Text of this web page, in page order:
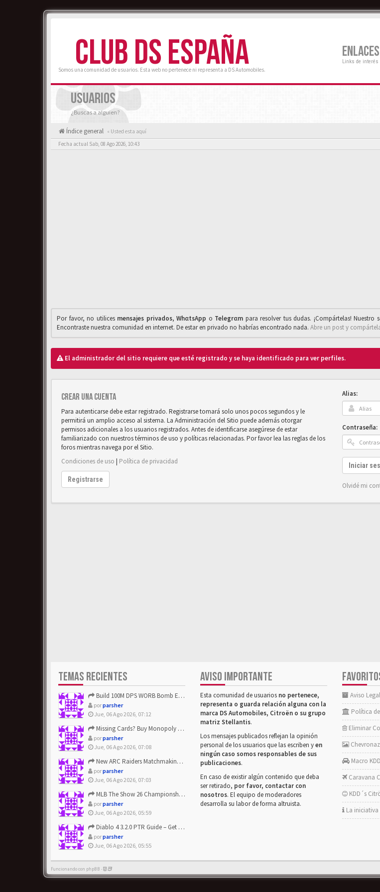
CLUB DS ESPAÑA
Somos una comunidad de usuarios. Esta web no pertenece ni representa a DS Automobiles.
ENLACES
Links de interés
USUARIOS
¿Buscas a alguien?
Índice general « Usted esta aquí
Fecha actual Sab, 08 Ago 2026, 10:43
Por favor, no utilices mensajes privados,WhαtsApp o Telegrαm para resolver tus dudas. ¡Compártelas!
Encontraste nuestra comunidad en internet. De estar en privado no habrías encontrado nada. Abre un post y
El administrador del sitio requiere que esté registrado y se haya identificado para ver perfiles.
Crear una cuenta
Para autenticarse debe estar registrado. Registrarse tomará solo unos pocos segundos y le
permitirá un amplio acceso al sistema. La Administración del Sitio puede además otorgar
permisos adicionales a los usuarios registrados. Antes de identificarse asegúrese de estar
familiarizado con nuestros términos de uso y políticas relacionadas. Por favor lea las reglas de los
foros mientras navega por el Sitio.
Condiciones de uso | Política de privacidad
Registrarse
Alias:
Contraseña:
Iniciar
Olvidé mi
TEMAS RECIENTES
Build 100M DPS WORB Bomb Elementalist Fast - Grab POE Curren...
porparsher
Jue, 06 Ago 2026, 07:12
Missing Cards? Buy Monopoly Go Happy Harvest with Looney Tun...
porparsher
Jue, 06 Ago 2026, 07:08
New ARC Raiders Matchmaking Update: Stop Failed - Grab Bluep...
porparsher
Jue, 06 Ago 2026, 07:03
MLB The Show 26 Championship Series Update! Get Cheap & ...
porparsher
Jue, 06 Ago 2026, 05:59
Diablo 4 3.2.0 PTR Guide – Get 8% Off Items Quickly to Test ...
porparsher
Jue, 06 Ago 2026, 05:55
AVISO IMPORTANTE
Esta comunidad de usuarios no pertenece,
representa o guarda relación alguna con la
marca DS Automobiles, Citroën o su grupo
matriz Stellantis.
Los mensajes publicados reflejan la opinión
personal de los usuarios que las escriben yen
ningún caso somos responsables de sus
publicaciones.
En caso de existir algún contenido que deba
ser retirado, por favor, contactar con
nosotros. El equipo de moderadores
desarrolla su labor de forma altruista.
Aviso
Política
Eliminar
Macro
Caravana
KDD´s
La
Funcionando con phpBB -